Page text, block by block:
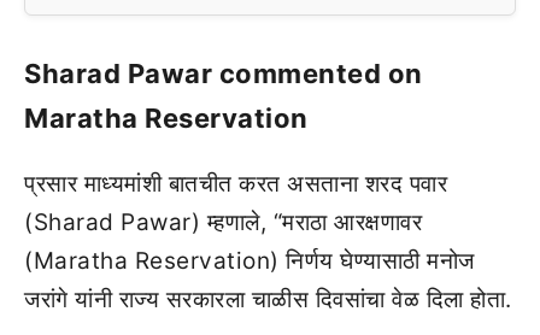
Sharad Pawar commented on
Maratha Reservation
प्रसार माध्यमांशी बातचीत करत असताना शरद पवार
(Sharad Pawar) म्हणाले, “मराठा आरक्षणावर
(Maratha Reservation) निर्णय घेण्यासाठी मनोज
जरांगे यांनी राज्य सरकारला चाळीस दिवसांचा वेळ दिला होता.